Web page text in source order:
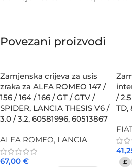
Povezani proizvodi
Zamjenska crijeva za usis
zraka za ALFA ROMEO 147 /
156 / 164 / 166 / GT / GTV /
SPIDER, LANCIA THESIS V6 /
3.0 / 3.2, 60581996, 60513867
ALFA ROMEO, LANCIA
67,00 €
/
TD,
£